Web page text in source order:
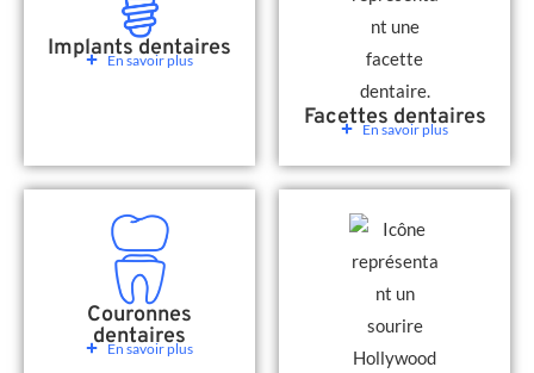
Implants dentaires
En savoir plus
Facettes dentaires
En savoir plus
Couronnes
dentaires
En savoir plus